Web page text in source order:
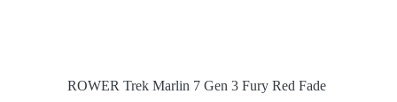
ROWER Trek Marlin 7 Gen 3 Fury Red Fade